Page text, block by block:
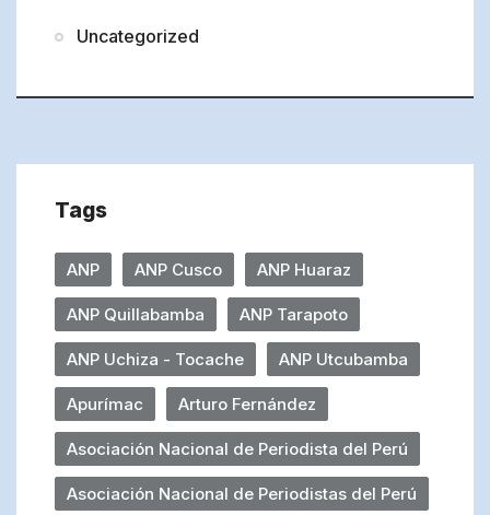
Uncategorized
Tags
ANP ANP Cusco ANP Huaraz
ANP Quillabamba ANP Tarapoto
ANP Uchiza - Tocache ANP Utcubamba
Apurímac Arturo Fernández
Asociación Nacional de Periodista del Perú
Asociación Nacional de Periodistas del Perú